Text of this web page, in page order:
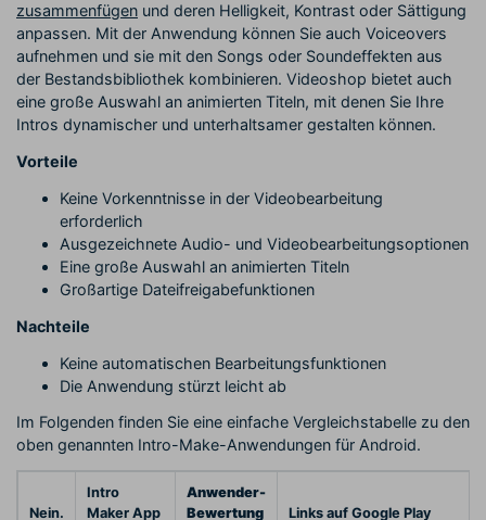
zusammenfügen und deren Helligkeit, Kontrast oder Sättigung
anpassen. Mit der Anwendung können Sie auch Voiceovers
aufnehmen und sie mit den Songs oder Soundeffekten aus
der Bestandsbibliothek kombinieren. Videoshop bietet auch
eine große Auswahl an animierten Titeln, mit denen Sie Ihre
Intros dynamischer und unterhaltsamer gestalten können.
Vorteile
Keine Vorkenntnisse in der Videobearbeitung
erforderlich
Ausgezeichnete Audio- und Videobearbeitungsoptionen
Eine große Auswahl an animierten Titeln
Großartige Dateifreigabefunktionen
Nachteile
Keine automatischen Bearbeitungsfunktionen
Die Anwendung stürzt leicht ab
Im Folgenden finden Sie eine einfache Vergleichstabelle zu den
oben genannten Intro-Make-Anwendungen für Android.
Nein.
Intro
Maker App
Anwender-
Bewertung
Links auf Google Play